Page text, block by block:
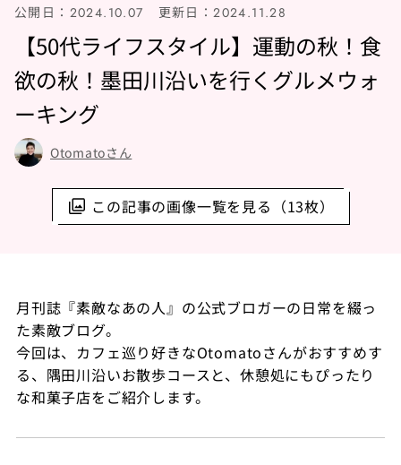
この記事の画像一覧を見る（13枚）
公開日： 2024.10.07 更新日： 2024.11.28
【50代ライフスタイル】運動の秋！食
欲の秋！墨田川沿いを行くグルメウォ
ーキング
Otomatoさん
月刊誌『素敵なあの人』の公式ブロガーの日常を綴っ
た素敵ブログ。
今回は、カフェ巡り好きなOtomatoさんがおすすめす
る、隅田川沿いお散歩コースと、休憩処にもぴったり
な和菓子店をご紹介します。